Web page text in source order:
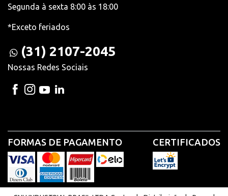
Segunda à sexta 8:00 às 18:00
*Exceto feriados
(31) 2107-2045
Nossas Redes Sociais
FORMAS DE PAGAMENTO CERTIFICADOS